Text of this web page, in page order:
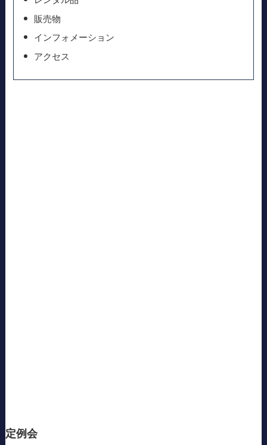
販売物
インフォメーション
アクセス
定例会